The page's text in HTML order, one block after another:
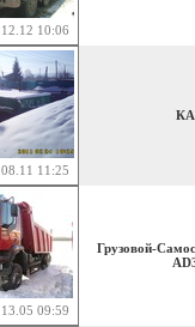
10:06
11:25
09:59
Грузовой-